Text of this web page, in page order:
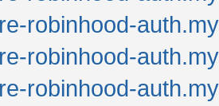
robinhood-
robinhood-
robinhood-